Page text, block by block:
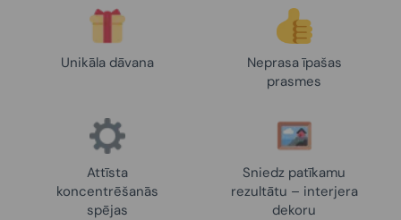
Unikāla dāvana
Neprasa īpašas
prasmes
Attīsta
koncentrēšanās
spējas
Sniedz patīkamu
rezultātu – interjera
dekoru